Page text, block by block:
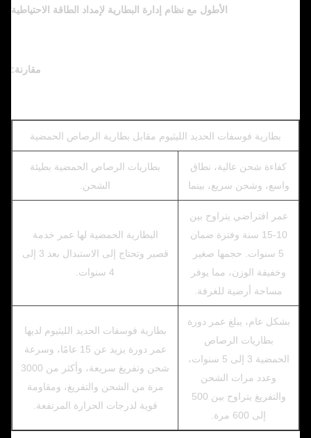
الأطول مع نظام إدارة البطارية لإمداد الطاقة الاحتياطية
مقارنة:
بطارية فوسفات الحديد الليثيوم مقابل بطارية الرصاص الحمضية
كفاءة شحن عالية، نطاق
واسع، وشحن سريع، بينما
بطاريات الرصاص الحمضية بطيئة
الشحن.
عمر افتراضي يتراوح بين
10-15 سنة وفترة ضمان
5 سنوات. حجمها صغير
وخفيفة الوزن، مما يوفر
مساحة أرضية للغرفة.
البطارية الحمضية لها عمر خدمة
قصير وتحتاج إلى الاستبدال بعد 3 إلى
4 سنوات.
بشكل عام، يبلغ عمر دورة
بطاريات الرصاص
الحمضية 3 إلى 5 سنوات،
وعدد مرات الشحن
والتفريغ يتراوح بين 500
إلى 600 مرة.
بطارية فوسفات الحديد الليثيوم لديها
عمر دورة يزيد عن 15 عامًا، وسرعة
شحن وتفريغ سريعة، وأكثر من 3000
مرة من الشحن والتفريغ، ومقاومة
قوية لدرجات الحرارة المرتفعة.